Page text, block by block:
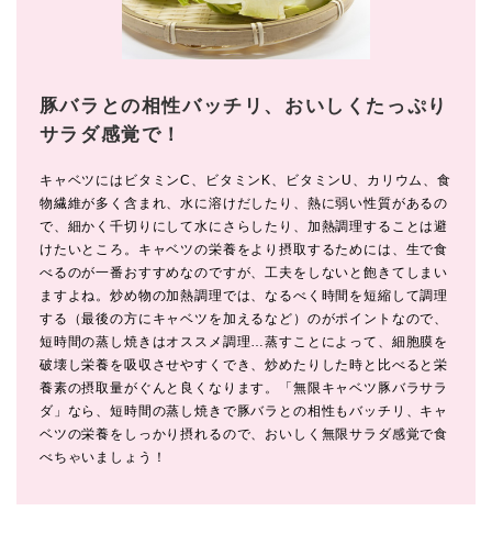
豚バラとの相性バッチリ、おいしくたっぷり
サラダ感覚で！
キャベツにはビタミンC、ビタミンK、ビタミンU、カリウム、食
物繊維が多く含まれ、水に溶けだしたり、熱に弱い性質があるの
で、細かく千切りにして水にさらしたり、加熱調理することは避
けたいところ。キャベツの栄養をより摂取するためには、生で食
べるのが一番おすすめなのですが、工夫をしないと飽きてしまい
ますよね。炒め物の加熱調理では、なるべく時間を短縮して調理
する（最後の方にキャベツを加えるなど）のがポイントなので、
短時間の蒸し焼きはオススメ調理…蒸すことによって、細胞膜を
破壊し栄養を吸収させやすくでき、炒めたりした時と比べると栄
養素の摂取量がぐんと良くなります。「無限キャベツ豚バラサラ
ダ」なら、短時間の蒸し焼きで豚バラとの相性もバッチリ、キャ
ベツの栄養をしっかり摂れるので、おいしく無限サラダ感覚で食
べちゃいましょう！